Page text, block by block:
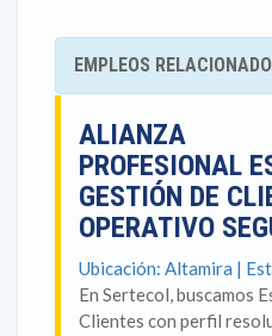
EMPLEOS
ALIANZA
PROFESIONAL
GESTIÓN DE
OPERATIVO
Ubicación: Altamira |
En Sertecol, buscamos
Clientes con perfil